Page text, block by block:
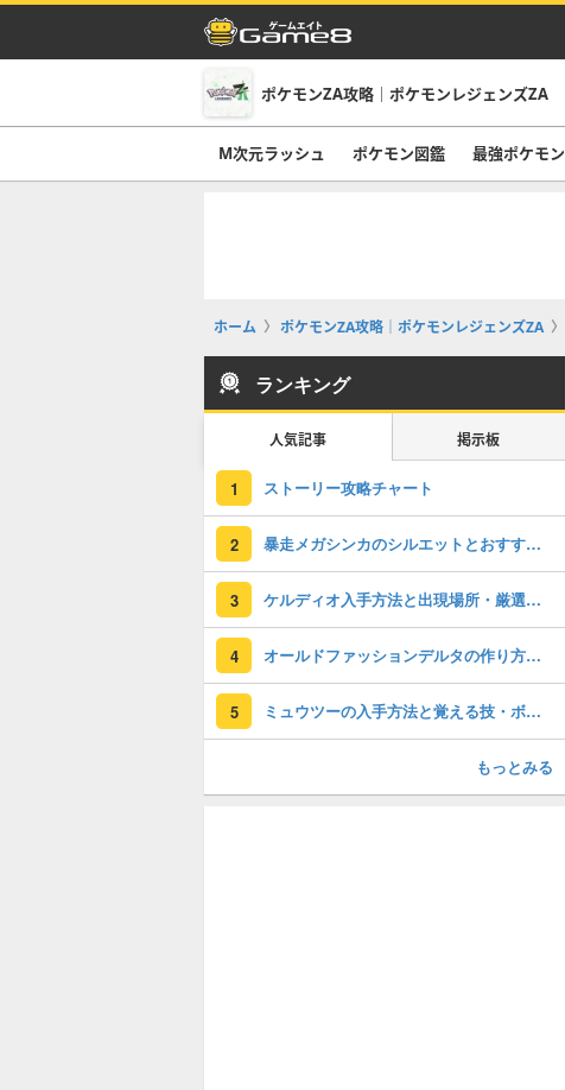
ポケモンZA攻略｜ポケモンレジェンズZA
M次元ラッシュ ポケモン図鑑 最強ポケモン
ホーム ポケモンZA攻略｜ポケモンレジェンズZA
ランキング
人気記事 掲示板
1 ストーリー攻略チャート
2 暴走メガシンカのシルエットとおすすめポケモン
3 ケルディオ入手方法と出現場所・厳選はできる？
4 オールドファッションデルタの作り方とレシピ
5 ミュウツーの入手方法と覚える技・ボールのおすすめ
もっとみる